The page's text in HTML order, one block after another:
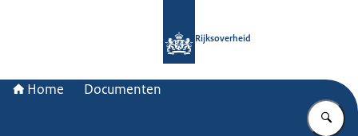
Rijksoverheid
Home Documenten